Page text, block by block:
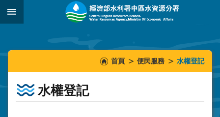
跳到主要內容區塊
::::::
首頁 便民服務 水權登記
水權登記